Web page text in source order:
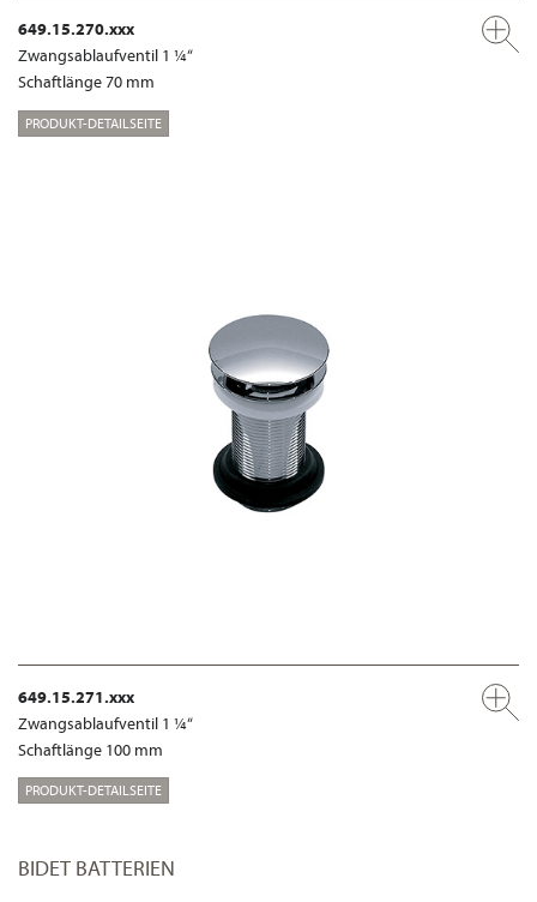
649.15.270.xxx
Zwangsablaufventil 1 ¼“
Schaftlänge 70 mm
PRODUKT-DETAILSEITE
649.15.271.xxx
Zwangsablaufventil 1 ¼“
Schaftlänge 100 mm
PRODUKT-DETAILSEITE
BIDET BATTERIEN